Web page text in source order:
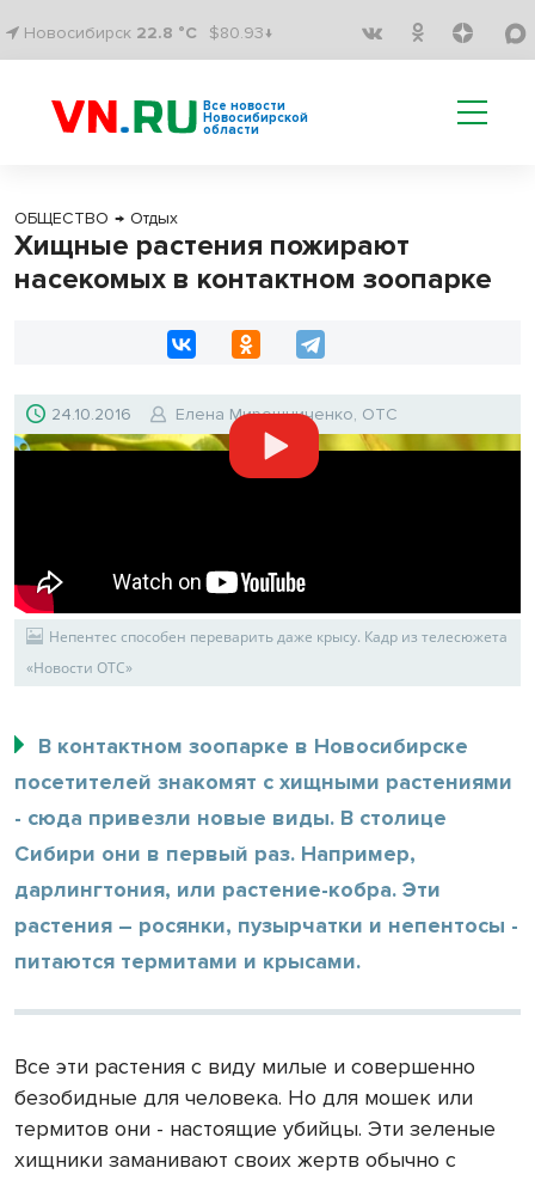
Новосибирск 22.8 °C $80.93↓
Все новости
Новосибирской
области
ОБЩЕСТВО → Отдых
Хищные растения пожирают
насекомых в контактном зоопарке
24.10.2016 Елена Мирошниченко, ОТС
Непентес способен переварить даже крысу. Кадр из телесюжета
«Новости ОТС»
В контактном зоопарке в Новосибирске
посетителей знакомят с хищными растениями
- сюда привезли новые виды. В столице
Сибири они в первый раз. Например,
дарлингтония, или растение-кобра. Эти
растения – росянки, пузырчатки и непентосы -
питаются термитами и крысами.
Все эти растения с виду милые и совершенно
безобидные для человека. Но для мошек или
термитов они - настоящие убийцы. Эти зеленые
хищники заманивают своих жертв обычно с